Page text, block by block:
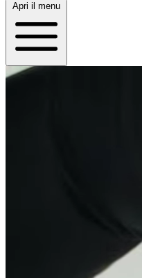
Apri il menu